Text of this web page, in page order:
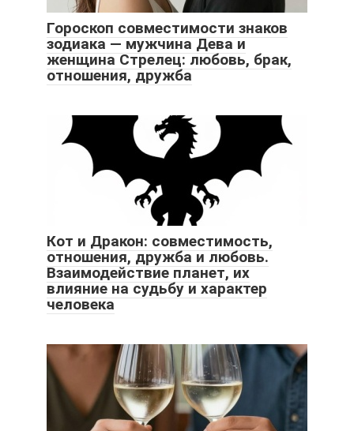
Гороскоп совместимости знаков
зодиака — мужчина Дева и
женщина Стрелец: любовь, брак,
отношения, дружба
Кот и Дракон: совместимость,
отношения, дружба и любовь.
Взаимодействие планет, их
влияние на судьбу и характер
человека